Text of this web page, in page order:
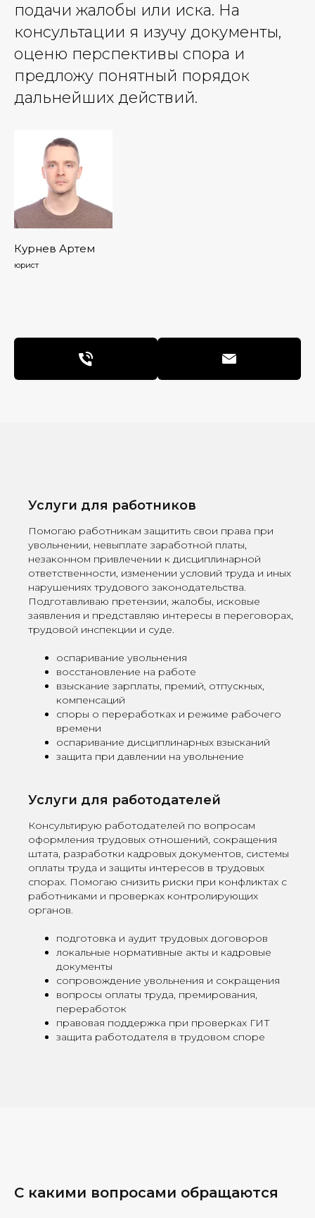
подачи жалобы или иска. На
консультации я изучу документы,
оценю перспективы спора и
предложу понятный порядок
дальнейших действий.
Курнев Артем
юрист
Услуги для работников
Помогаю работникам защитить свои права при
увольнении, невыплате заработной платы,
незаконном привлечении к дисциплинарной
ответственности, изменении условий труда и иных
нарушениях трудового законодательства.
Подготавливаю претензии, жалобы, исковые
заявления и представляю интересы в переговорах,
трудовой инспекции и суде.
оспаривание увольнения
восстановление на работе
взыскание зарплаты, премий, отпускных,
компенсаций
споры о переработках и режиме рабочего
времени
оспаривание дисциплинарных взысканий
защита при давлении на увольнение
Услуги для работодателей
Консультирую работодателей по вопросам
оформления трудовых отношений, сокращения
штата, разработки кадровых документов, системы
оплаты труда и защиты интересов в трудовых
спорах. Помогаю снизить риски при конфликтах с
работниками и проверках контролирующих
органов.
подготовка и аудит трудовых договоров
локальные нормативные акты и кадровые
документы
сопровождение увольнения и сокращения
вопросы оплаты труда, премирования,
переработок
правовая поддержка при проверках ГИТ
защита работодателя в трудовом споре
С какими вопросами обращаются